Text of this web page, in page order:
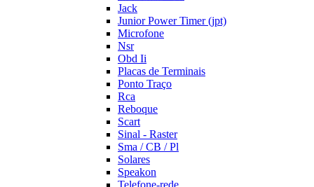
Jack
Junior Power Timer (jpt)
Microfone
Nsr
Obd Ii
Placas de Terminais
Ponto Traço
Rca
Reboque
Scart
Sinal - Raster
Sma / CB / Pl
Solares
Speakon
Telefone-rede